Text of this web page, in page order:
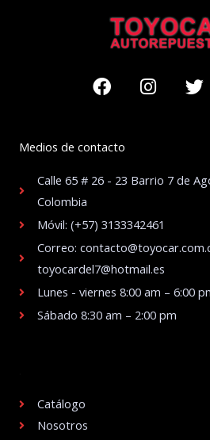
Facebook
Medios de contacto
Calle 65 # 26 - 23 Barrio 7 de
Colombia
Móvil: (+57) 3133342461
Correo:
toyocardel7@hotmail.es
Lunes - viernes 8:00 am – 6:00
Sábado 8:30 am – 2:00 pm
Catálogo
Nosotros